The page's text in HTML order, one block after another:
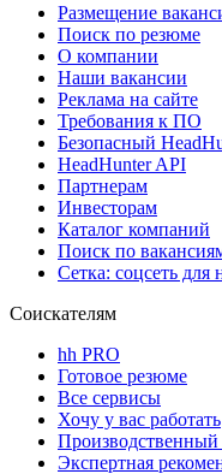
Размещение
Поиск по резюме
О компании
Наши вакансии
Реклама на сайте
Требования к ПО
Безопасный
HeadHunter API
Партнерам
Инвесторам
Каталог компаний
Поиск по
Сетка: соцсеть для
Соискателям
hh PRO
Готовое резюме
Все сервисы
Хочу у вас работать
Производственный
Экспертная